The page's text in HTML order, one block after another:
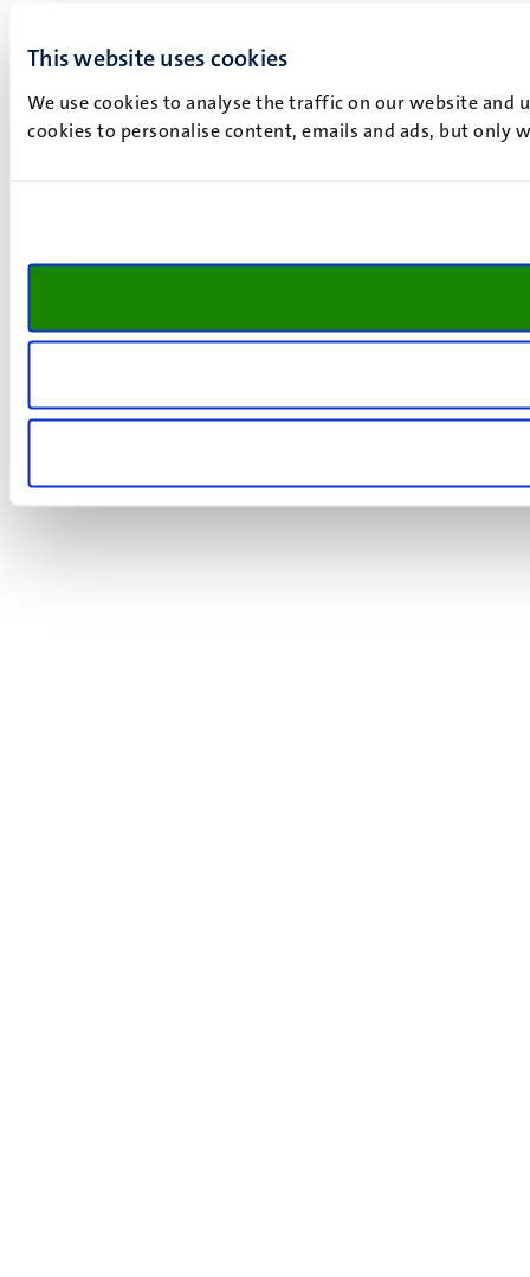
This website uses cookies
We use cookies to analyse the traffic on our website and
cookies to personalise content, emails and ads, but only